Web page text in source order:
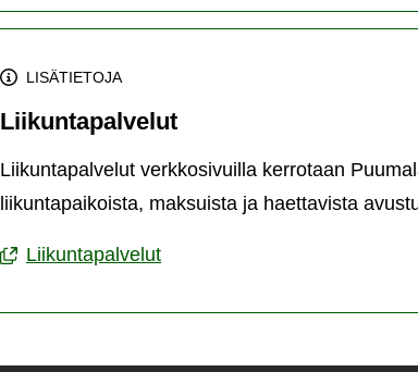
LISÄTIETOJA
Liikuntapalvelut
Liikuntapalvelut verkkosivuilla kerrotaan
liikuntapaikoista, maksuista ja haettavista
Liikuntapalvelut